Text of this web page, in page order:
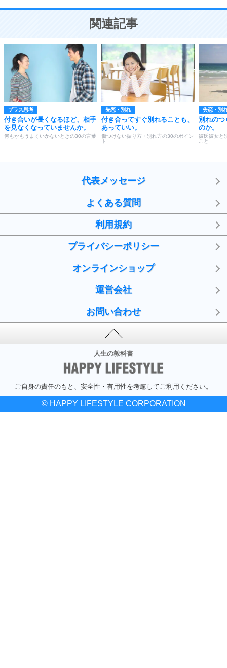
ことが大切。
関連記事
プラス思考
付き合いが長くなるほど、相手
を見なくなっていませんか。
何もかもうまくいかないときの30の言葉
失恋・別れ
付き合ってすぐ別れることも、
あっていい。
傷つけない振り方・別れ方の30のポイン
ト
失恋・別
別れの
のか。
彼氏彼女と
こと
代表メッセージ
よくある質問
利用規約
プライバシーポリシー
オンラインショップ
運営会社
お問い合わせ
人生の教科書
ご自身の責任のもと、安全性・有用性を考慮してご利用ください。
© HAPPY LIFESTYLE CORPORATION